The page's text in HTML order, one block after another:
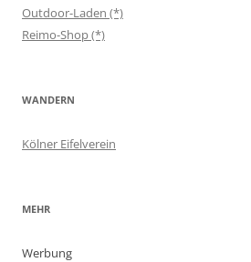
Outdoor-Laden (*)
Reimo-Shop (*)
WANDERN
Kölner Eifelverein
MEHR
Werbung